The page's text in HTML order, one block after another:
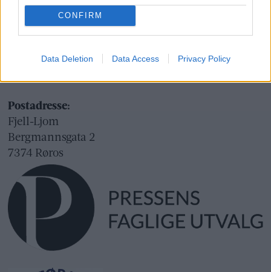
CONFIRM
Data Deletion Data Access Privacy Policy
Besøksadresse:
Bergmannsgata 2
Postadresse:
Fjell-Ljom
Bergmannsgata 2
7374 Røros